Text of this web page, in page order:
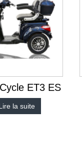
ET3 ES
la suite